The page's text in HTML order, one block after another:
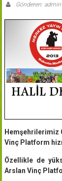
Gönderen: admin
Hemşehrilerimiz
Vinç Platform
Özellikle de
Arslan Vinç